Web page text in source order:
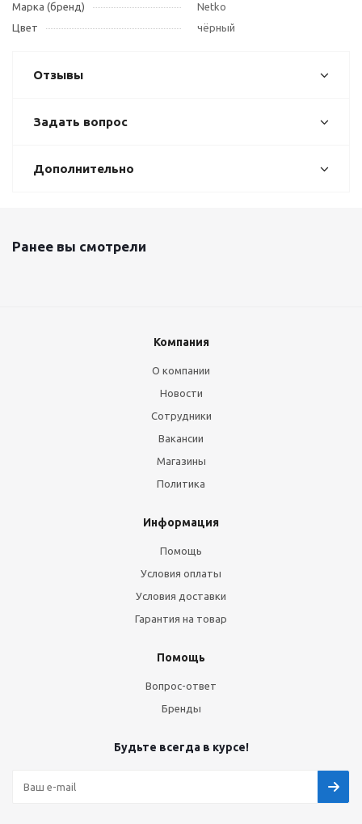
Марка (бренд)
Netko
Цвет
чёрный
Отзывы
Задать вопрос
Дополнительно
Ранее вы смотрели
Компания
О компании
Новости
Сотрудники
Вакансии
Магазины
Политика
Информация
Помощь
Условия оплаты
Условия доставки
Гарантия на товар
Помощь
Вопрос-ответ
Бренды
Будьте всегда в курсе!